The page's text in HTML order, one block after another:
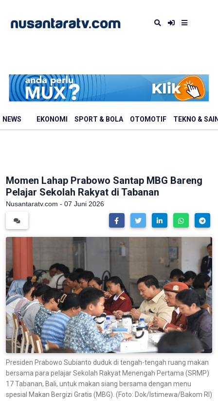
NEWS EKONOMI SPORT & BOLA OTOMOTIF TEKNO &
Momen Lahap Prabowo Santap MBG Bareng
Pelajar Sekolah Rakyat di Tabanan
Nusantaratv.com - 07 Juni 2026
Presiden Prabowo Subianto duduk di tengah-tengah ruang makan
bersama para pelajar Sekolah Rakyat Menengah Pertama (SRMP)
17 Tabanan, Bali, untuk makan siang bersama dengan menu
spesial Makan Bergizi Gratis (MBG). (Foto: Dok/Istimewa/Bakom RI)